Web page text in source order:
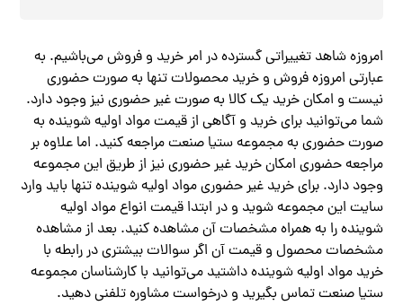
امروزه شاهد تغییراتی گسترده در امر خرید و فروش می‌باشیم. به
عبارتی امروزه فروش و خرید محصولات تنها به صورت حضوری
نیست و امکان خرید یک کالا به صورت غیر حضوری نیز وجود دارد.
شما می‌توانید برای خرید و آگاهی از قیمت مواد اولیه شوینده به
صورت حضوری به مجموعه ستیا صنعت مراجعه کنید. اما علاوه بر
مراجعه حضوری امکان خرید غیر حضوری نیز از طریق این مجموعه
وجود دارد. برای خرید غیر حضوری مواد اولیه شوینده تنها باید وارد
سایت این مجموعه شوید و در ابتدا قیمت انواع مواد اولیه
شوینده را به همراه مشخصات آن مشاهده کنید. بعد از مشاهده
مشخصات محصول و قیمت آن اگر سوالات بیشتری در رابطه با
خرید مواد اولیه شوینده داشتید می‌توانید با کارشناسان مجموعه
ستیا صنعت تماس بگیرید و درخواست مشاوره تلفنی دهید.